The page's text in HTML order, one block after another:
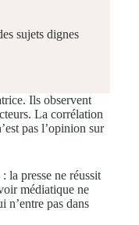
sujets dignes
Ils observent
La corrélation
pas l’opinion sur
la presse ne réussit
médiatique ne
n’entre pas dans